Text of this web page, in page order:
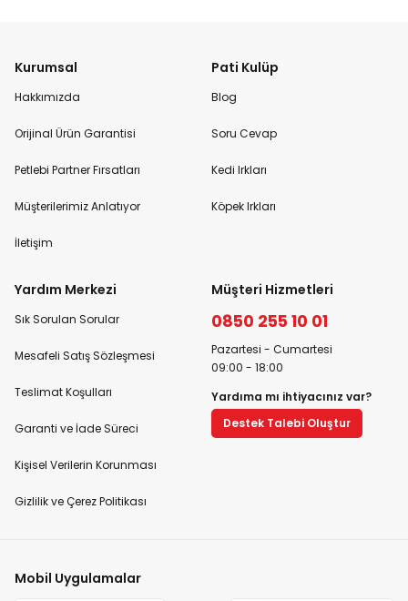
Kurumsal
Hakkımızda
Orijinal Ürün Garantisi
Petlebi Partner Fırsatları
Müşterilerimiz Anlatıyor
İletişim
Pati Kulüp
Blog
Soru Cevap
Kedi Irkları
Köpek Irkları
Yardım Merkezi
Sık Sorulan Sorular
Mesafeli Satış Sözleşmesi
Teslimat Koşulları
Garanti ve İade Süreci
Kişisel Verilerin Korunması
Gizlilik ve Çerez Politikası
Müşteri Hizmetleri
0850 255 10 01
Pazartesi - Cumartesi
09:00 - 18:00
Yardıma mı ihtiyacınız var?
Destek Talebi Oluştur
Mobil Uygulamalar